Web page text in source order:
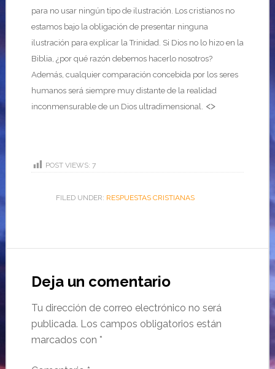
para no usar ningún tipo de ilustración. Los cristianos no
estamos bajo la obligación de presentar ninguna
ilustración para explicar la Trinidad. Si Dios no lo hizo en la
Biblia, ¿por qué razón debemos hacerlo nosotros?
Además, cualquier comparación concebida por los seres
humanos será siempre muy distante de la realidad
inconmensurable de un Dios ultradimensional. <>
POST VIEWS: 7
FILED UNDER: RESPUESTAS CRISTIANAS
Deja un comentario
Tu dirección de correo electrónico no será
publicada. Los campos obligatorios están
marcados con *